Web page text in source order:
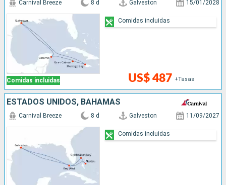
Comidas incluidas
Carnival Breeze 8 d Galveston 15/01/2028
US$ 487 +Tasas
Comidas incluidas
ESTADOS UNIDOS, BAHAMAS
Carnival Breeze 8 d Galveston 11/09/2027
Comidas incluidas